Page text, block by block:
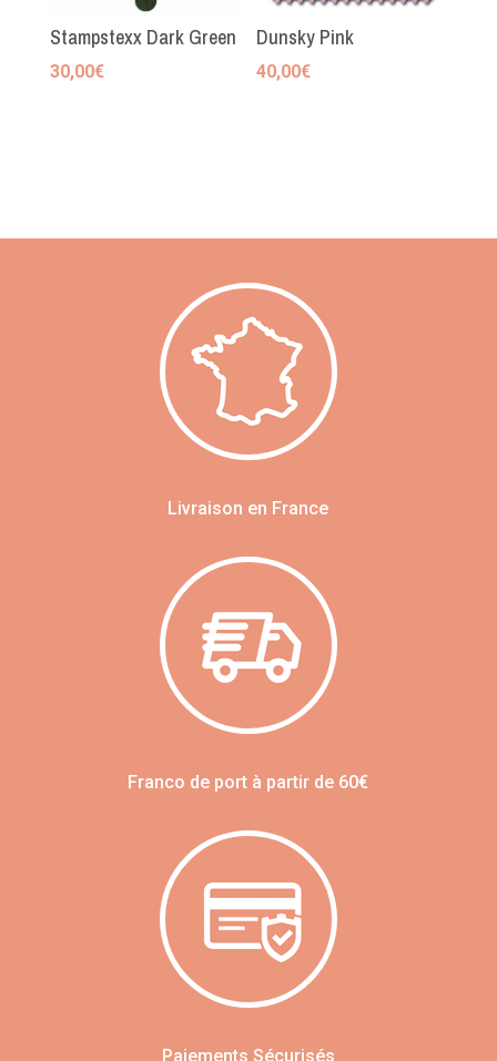
Stampstexx Dark Green
30,00€
Dunsky Pink
40,00€
Livraison en France
Franco de port à partir de 60€
Paiements Sécurisés